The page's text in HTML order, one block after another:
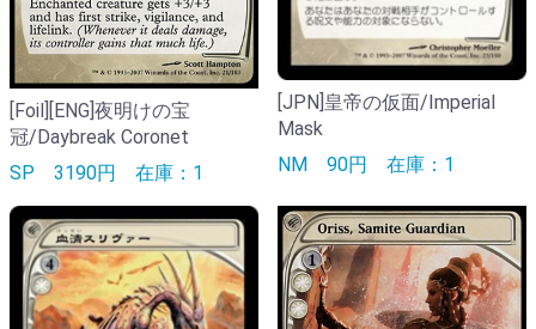
[Foil][ENG]夜明けの宝
冠/Daybreak Coronet
SP 3190円 在庫：1
[JPN]皇帝の仮面/Imperial
Mask
NM 90円 在庫：1